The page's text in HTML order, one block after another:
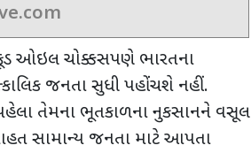
ઓઇલ ચોક્કસપણે ભારતના
જનતા સુધી પહોંચશે નહીં.
તેમના ભૂતકાળના નુકસાનને વસૂલ
સામાન્ય જનતા માટે આપતા